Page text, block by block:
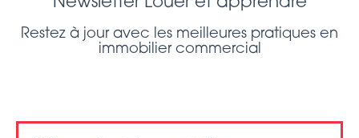
Restez à jour avec les meilleures pratiques en
immobilier commercial